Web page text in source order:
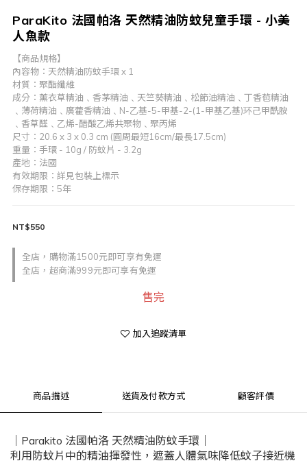
ParaKito 法國帕洛 天然精油防蚊兒童手環 - 小美
人魚款
【商品規格】
內容物：天然精油防蚊手環 x 1
材質：聚酯纖維
成分：薰衣草精油﹑香茅精油﹑天竺葵精油﹑松節油精油﹑丁香苞精油
﹑薄荷精油﹑廣藿香精油﹑N-乙基-5-甲基-2-(1-甲基乙基)环己甲酰胺
﹑香草醛﹑乙烯-醋酸乙烯共聚物﹑聚丙烯
尺寸：20.6 x 3 x 0.3 cm (圓周最短16cm/最長17.5cm)
重量：手環 - 10g / 防蚊片 - 3.2g
產地：法國
有效期限：詳見包裝上標示
保存期限：5年
全店，購物滿1500元即可享有免運
全店，超商滿999元即可享有免運
NT$550
售完
加入追蹤清單
商品描述 送貨及付款方式 顧客評價
｜Parakito 法國帕洛 天然精油防蚊手環｜
利用防蚊片中的精油揮發性，遮蓋人體氣味降低蚊子接近機